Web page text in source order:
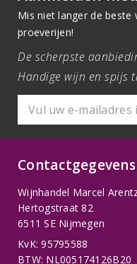
Mis niet langer de beste
proeverijen!
De scherpste
Handige wijn en spijs
Contactgegevens
Wijnhandel Marcel
Hertogstraat 82
6511 SE Nijmegen
KvK: 95795588
BTW: NL005174126B20